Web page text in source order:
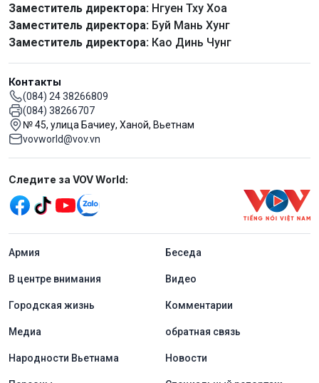
Заместитель директора: Нгуен Тху Хоа
Заместитель директора: Буй Мань Хунг
Заместитель директора: Као Динь Чунг
Контакты
(084) 24 38266809
(084) 38266707
№ 45, улица Бачиеу, Ханой, Вьетнам
vovworld@vov.vn
Mạng xã hội
Следите за VOV World:
menu footer tiếng Nga
Aрмия Беседа
В центре внимания Видео
Городская жизнь Комментарии
Медиа обратная связь
Народности Вьетнама Новости